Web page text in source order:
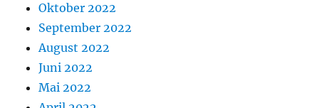
Oktober 2022
September 2022
August 2022
Juni 2022
Mai 2022